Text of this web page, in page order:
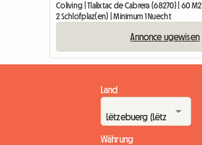
Coliving | Tlalixtac de Cabrera (68270) | 60 M2
2 Schlofplaz(en) | Minimum 1 Nuecht
Annonce ugewisen
Land
Währung